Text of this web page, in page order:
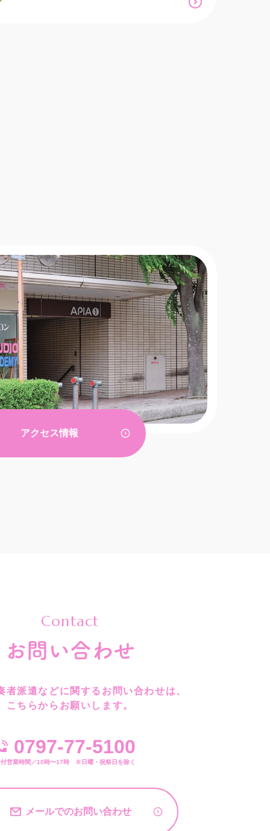
アクセス情報
お問い合わせ
Contact
者派遣などに関するお問い合わせは、
こちらからお願いします。
0797-77-5100
付営業時間／10時〜17時 ※日 曜 ・祝祭日 を除く
メールでのお問い合わせ